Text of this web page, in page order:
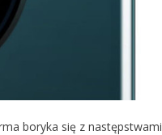
boryka się z następstwami